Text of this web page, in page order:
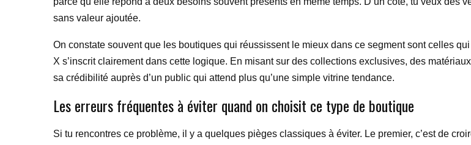
sans valeur ajoutée.
On constate souvent que les boutiques qui réussissent le mieux dans ce segment sont celles
X s’inscrit clairement dans cette logique. En misant sur des collections exclusives, des
sa crédibilité auprès d’un public qui attend plus qu’une simple vitrine tendance.
Les erreurs fréquentes à éviter quand on choisit ce type de boutique
Si tu rencontres ce problème, il y a quelques pièges classiques à éviter. Le premier, c’est de